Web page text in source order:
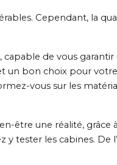
Cependant, la
de vous
un bon choix pour
vous sur les
être une réalité, grâce
y tester les cabines. De